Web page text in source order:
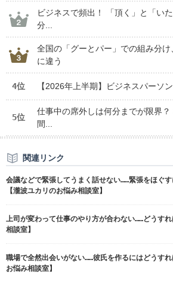
ビジネスで頻出！ 「頂く」と「い
分...
全国の「グーとパー」での組み分
に違う
4位 【2026年上半期】ビジネスパーソ
5位
仕事中の席外しは何分までが限界
間...
関連リンク
会議などで緊張してうまく話せない……緊張をほぐ
【瀧波ユカリのお悩み相談室】
上司が変わって仕事のやり方が合わない……どうす
相談室】
職場で全然出会いがない……彼氏を作るにはどうす
お悩み相談室】